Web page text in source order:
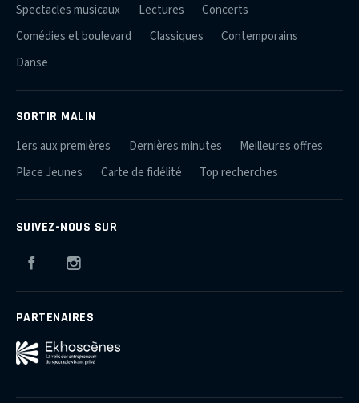
Spectacles musicaux
Lectures
Concerts
Comédies et boulevard
Classiques
Contemporains
Danse
SORTIR MALIN
1ers aux premières Dernières minutes
Meilleures offres
Place Jeunes
Carte de fidélité Top recherches
SUIVEZ-NOUS SUR
Facebook
PARTENAIRES